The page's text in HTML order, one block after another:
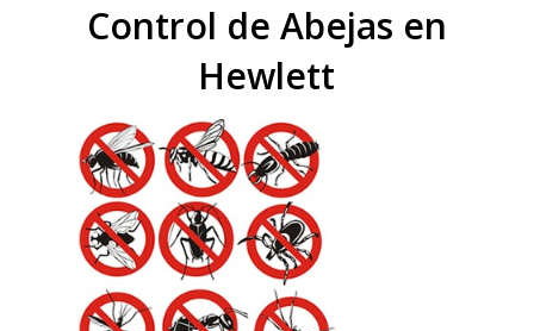
Control de Abejas en
Hewlett